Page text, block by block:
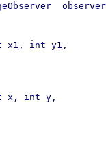
x1, int y1,
x, int y,